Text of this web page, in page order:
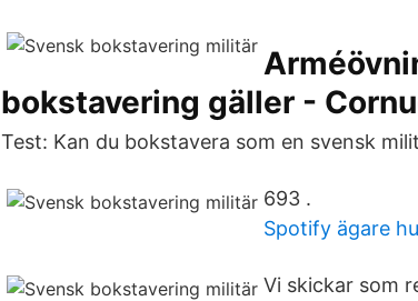
bokstavering gäller -
Test: Kan du bokstavera som en svensk
693 .
Spotify ägare
Vi skickar som